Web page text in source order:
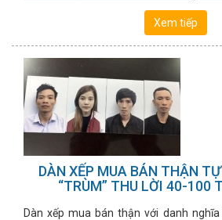
này sắp phải đối mặt sau khi cơ quan
định khởi tố vụ án, khởi tố bị can.
Xem tiếp
DÀN XẾP MUA BÁN THẬN
“TRÙM” THU LỜI 40-100
Dàn xếp mua bán thận với danh